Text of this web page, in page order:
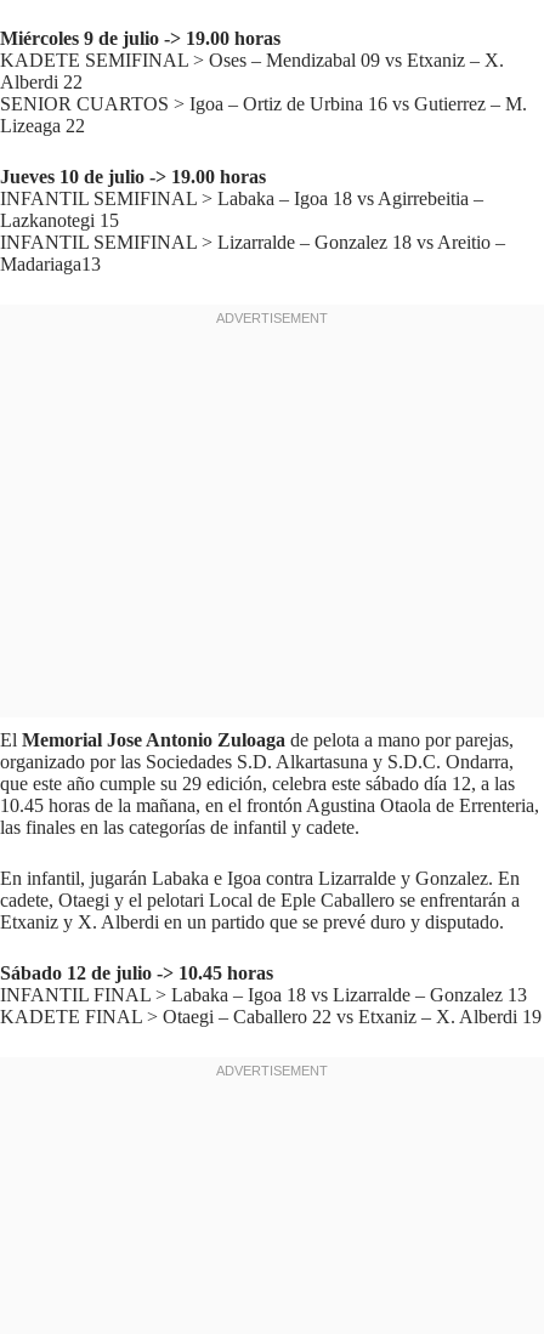
Miércoles 9 de julio -> 19.00 horas
KADETE SEMIFINAL > Oses – Mendizabal 09 vs Etxaniz – X.
Alberdi 22
SENIOR CUARTOS > Igoa – Ortiz de Urbina 16 vs Gutierrez – M.
Lizeaga 22
Jueves 10 de julio -> 19.00 horas
INFANTIL SEMIFINAL > Labaka – Igoa 18 vs Agirrebeitia –
Lazkanotegi 15
INFANTIL SEMIFINAL > Lizarralde – Gonzalez 18 vs Areitio –
Madariaga13
El Memorial Jose Antonio Zuloaga de pelota a mano por parejas,
organizado por las Sociedades S.D. Alkartasuna y S.D.C. Ondarra,
que este año cumple su 29 edición, celebra este sábado día 12, a las
10.45 horas de la mañana, en el frontón Agustina Otaola de Errenteria,
las finales en las categorías de infantil y cadete.
En infantil, jugarán Labaka e Igoa contra Lizarralde y Gonzalez. En
cadete, Otaegi y el pelotari Local de Eple Caballero se enfrentarán a
Etxaniz y X. Alberdi en un partido que se prevé duro y disputado.
Sábado 12 de julio -> 10.45 horas
INFANTIL FINAL > Labaka – Igoa 18 vs Lizarralde – Gonzalez 13
KADETE FINAL > Otaegi – Caballero 22 vs Etxaniz – X. Alberdi 19